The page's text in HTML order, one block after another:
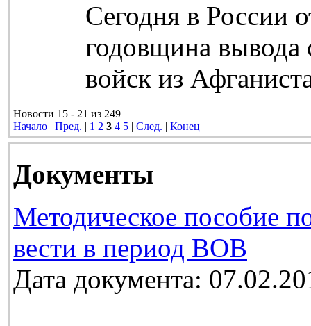
Сегодня в России
годовщина вывода
войск из
Новости 15 - 21 из 249
Начало | Пред. | 1 2 3 4 5 | След. | Конец
Документы
Методическое пособие
вести в период ВОВ
Дата документа: